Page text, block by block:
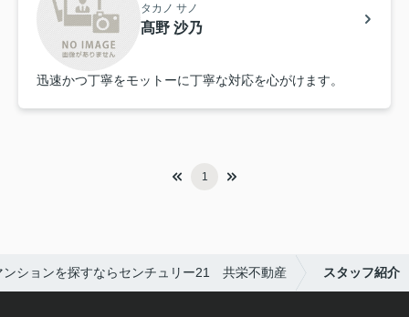
タカノ サノ
髙野 沙乃
迅速かつ丁寧をモットーに丁寧な対応を心がけます。
1
ンションを探すならセンチュリー21 共栄不動産 スタッフ紹介